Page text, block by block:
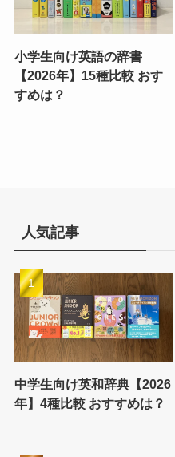
小学生向け英語の辞書
【2026年】15種比較 おす
すめは？
人気記事
中学生向け英和辞典【2026
年】4種比較 おすすめは？